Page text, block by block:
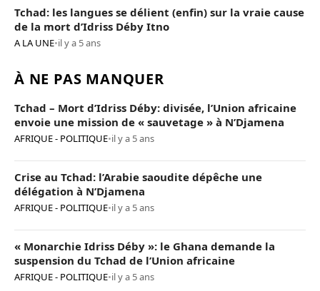
Tchad: les langues se délient (enfin) sur la vraie cause
de la mort d’Idriss Déby Itno
A LA UNE•il y a 5 ans
À NE PAS MANQUER
Tchad – Mort d’Idriss Déby: divisée, l’Union africaine
envoie une mission de « sauvetage » à N’Djamena
AFRIQUE - POLITIQUE•il y a 5 ans
Crise au Tchad: l’Arabie saoudite dépêche une
délégation à N’Djamena
AFRIQUE - POLITIQUE•il y a 5 ans
« Monarchie Idriss Déby »: le Ghana demande la
suspension du Tchad de l’Union africaine
AFRIQUE - POLITIQUE•il y a 5 ans